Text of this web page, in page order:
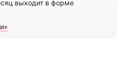
выходит в форме